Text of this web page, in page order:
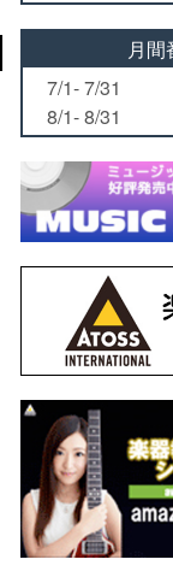
月間
7/1- 7/31
8/1- 8/31